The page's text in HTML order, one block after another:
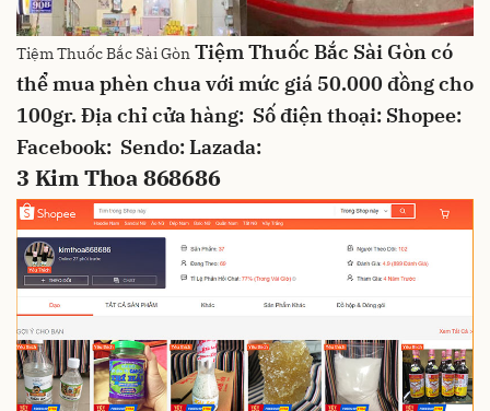
Tiệm Thuốc Bắc Sài Gòn Tiệm Thuốc Bắc Sài Gòncó
thể mua phèn chua với mức giá 50.000 đồng cho
100gr. Địa chỉ cửa hàng: Số điện thoại: Shopee:
Facebook: Sendo:Lazada:
3 Kim Thoa 868686